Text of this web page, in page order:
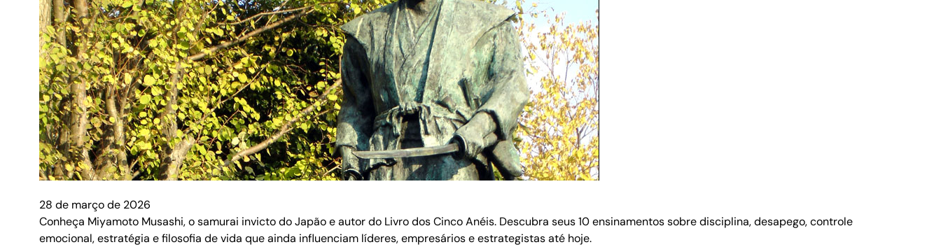
28 de março de 2026
Conheça Miyamoto Musashi, o samurai invicto do Japão e autor do Livro dos Cinco Anéis. Descubra seus 10 ensinamentos sobre disciplina, desapego, controle
emocional, estratégia e filosofia de vida que ainda influenciam líderes, empresários e estrategistas até hoje.